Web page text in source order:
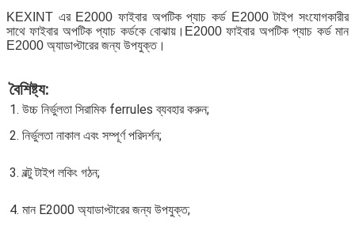
KEXINT এর E2000 ফাইবার অপটিক প্যাচ কর্ড E2000 টাইপ সংযোগকারীর
সাথে ফাইবার অপটিক প্যাচ কর্ডকে বোঝায়।E2000 ফাইবার অপটিক প্যাচ কর্ড মান
E2000 অ্যাডাপ্টারের জন্য উপযুক্ত।
বৈশিষ্ট্য:
1. উচ্চ নির্ভুলতা সিরামিক ferrules ব্যবহার করুন;
2. নির্ভুলতা নাকাল এবং সম্পূর্ণ পরিদর্শন;
3. বল্টু টাইপ লকিং গঠন;
4. মান E2000 অ্যাডাপ্টারের জন্য উপযুক্ত;